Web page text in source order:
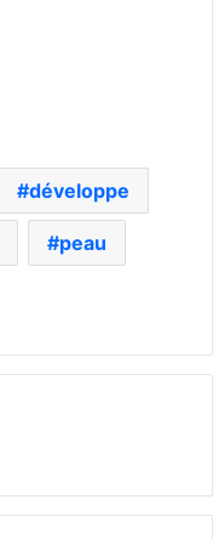
développe
peau